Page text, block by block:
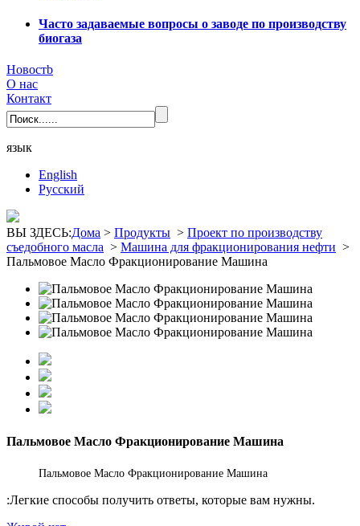
Часто задаваемые вопросы о заводе по производству
биогаза
Новостb
О нас
Контакт
язык
English
Pусский
ВЫ ЗДЕСЬ:Дома > Продукты > Проект по производству
съедобного масла > Машина для фракционирования нефти >
Пальмовое Масло Фракционирование Машина
Пальмовое Масло Фракционирование Машина
Пальмовое Масло Фракционирование Машина
:Легкие способы получить ответы, которые вам нужны.